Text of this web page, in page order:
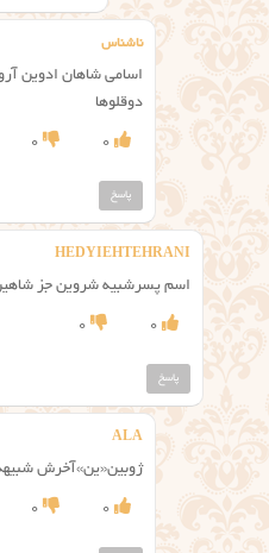
ناشناس
اسامی شاهان ادوين
دوقلوها
0
0
پاسخ
HEDYIEHTEHRANI
اسم پسرشبیه شروین جز
0
0
پاسخ
ALA
ژوبین«ین»آخرش
0
0